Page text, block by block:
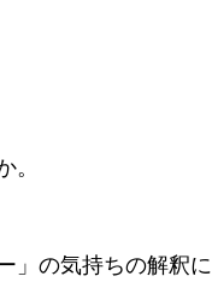
。
」の気持ちの解釈に